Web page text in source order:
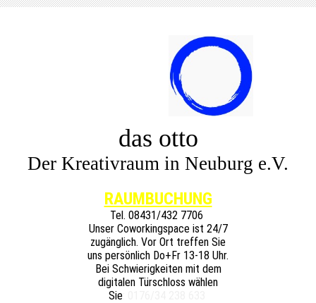
das otto
Der Kreativraum in Neuburg e.V.
RAUMBUCHUNG
Tel. 08431/432 7706
Unser Coworkingspace ist 24/7
zugänglich. Vor Ort treffen Sie
uns persönlich Do+Fr 13-18 Uhr.
Bei Schwierigkeiten mit dem
digitalen Türschloss wählen
Sie: 0176/34 238 633